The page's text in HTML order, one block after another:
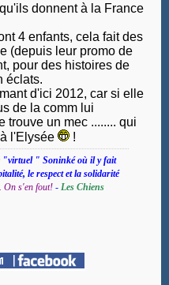
donnent à la France
4 enfants, cela fait des
(depuis leur promo de
pour des histoires de
éclats.
d'ici 2012, car si elle
de la comm lui
trouve un mec ........ qui
l'Elysée
!
"virtuel " Soninké où il y fait
le respect et la solidarité
On s'en fout! - Les Chiens